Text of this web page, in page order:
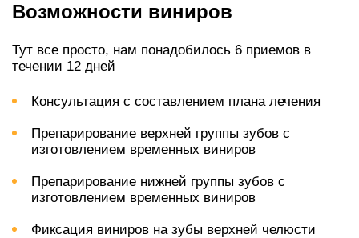
Возможности виниров
Тут все просто, нам понадобилось 6 приемов в
течении 12 дней
Консультация с составлением плана лечения
Препарирование верхней группы зубов с
изготовлением временных виниров
Препарирование нижней группы зубов с
изготовлением временных виниров
Фиксация виниров на зубы верхней челюсти